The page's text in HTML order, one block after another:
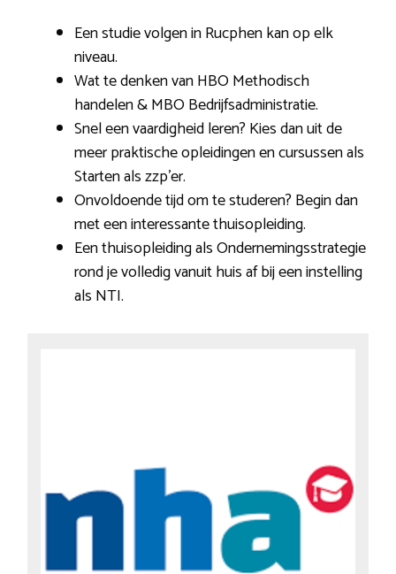
Een studie volgen in Rucphen kan op elk
niveau.
Wat te denken van HBO Methodisch
handelen & MBO Bedrijfsadministratie.
Snel een vaardigheid leren? Kies dan uit de
meer praktische opleidingen en cursussen als
Starten als zzp’er.
Onvoldoende tijd om te studeren? Begin dan
met een interessante thuisopleiding.
Een thuisopleiding als Ondernemingsstrategie
rond je volledig vanuit huis af bij een instelling
als NTI.